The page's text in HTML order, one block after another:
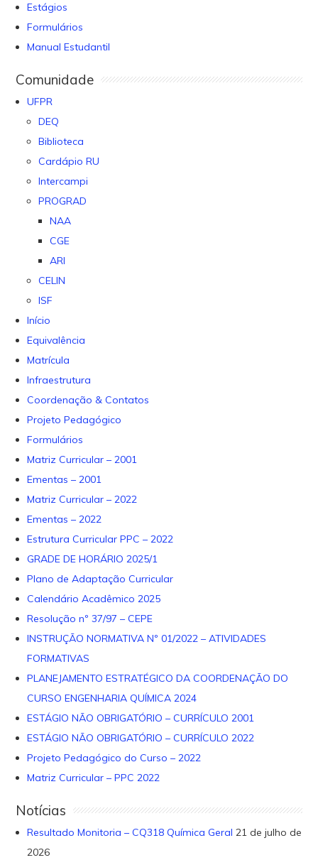
Estágios
Formulários
Manual Estudantil
Comunidade
UFPR
DEQ
Biblioteca
Cardápio RU
Intercampi
PROGRAD
NAA
CGE
ARI
CELIN
ISF
Início
Equivalência
Matrícula
Infraestrutura
Coordenação & Contatos
Projeto Pedagógico
Formulários
Matriz Curricular – 2001
Ementas – 2001
Matriz Curricular – 2022
Ementas – 2022
Estrutura Curricular PPC – 2022
GRADE DE HORÁRIO 2025/1
Plano de Adaptação Curricular
Calendário Acadêmico 2025
Resolução nº 37/97 – CEPE
INSTRUÇÃO NORMATIVA Nº 01/2022 – ATIVIDADES
FORMATIVAS
PLANEJAMENTO ESTRATÉGICO DA COORDENAÇÃO DO
CURSO ENGENHARIA QUÍMICA 2024
ESTÁGIO NÃO OBRIGATÓRIO – CURRÍCULO 2001
ESTÁGIO NÃO OBRIGATÓRIO – CURRÍCULO 2022
Projeto Pedagógico do Curso – 2022
Matriz Curricular – PPC 2022
Notícias
Resultado Monitoria – CQ318 Química Geral 21 de julho de
2026